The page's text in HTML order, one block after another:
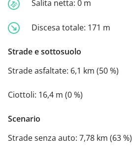
Salita netta: 0 m
Discesa totale: 171 m
Strade e sottosuolo
Strade asfaltate: 6,1 km (50 %)
Ciottoli: 16,4 m (0 %)
Scenario
Strade senza auto: 7,78 km (63 %)